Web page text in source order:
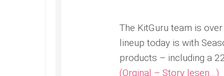
The KitGuru team is
lineup today is with
products – including a
(Orginal – Story lesen…)